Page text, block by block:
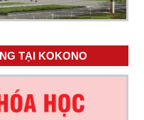
TẠI KOKONO